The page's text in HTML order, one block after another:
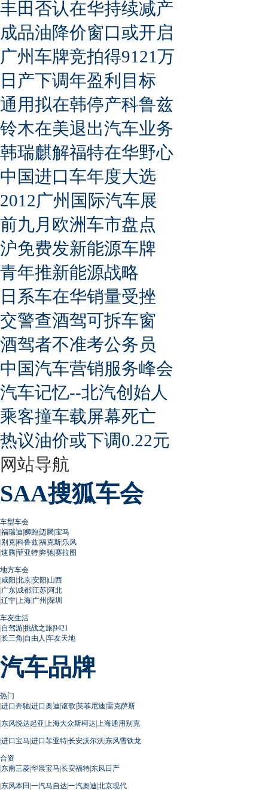
丰田否认在华持续减产
成品油降价窗口或开启
广州车牌竞拍得9121万
日产下调年盈利目标
通用拟在韩停产科鲁兹
铃木在美退出汽车业务
韩瑞麒解福特在华野心
中国进口车年度大选
2012广州国际汽车展
前九月欧洲车市盘点
沪免费发新能源车牌
青年推新能源战略
日系车在华销量受挫
交警查酒驾可拆车窗
酒驾者不准考公务员
中国汽车营销服务峰会
汽车记忆--北汽创始人
乘客撞车载屏幕死亡
热议油价或下调0.22元
网站导航
SAA搜狐车会
车型车会
|福瑞迪|狮跑|迈腾|宝马
|别克|科鲁兹|福克斯|乐风
|速腾|菲亚特|奔驰|赛拉图
地方车会
|咸阳|北京|安阳|山西
|广东|成都|江苏|河北
|辽宁| 上海|广州 |深圳
车友生活
|自驾游|挑战之旅|9421
|长三角 |自由人 |车友天地
汽车品牌
热门
|进口奔驰|进口奥迪|讴歌|英菲尼迪|雷克萨斯
|东风悦达起亚| 上海大众斯柯达| 上海通用别克
|进口宝马|进口菲亚特|长安沃尔沃|东风雪铁龙
合资
|东南三菱|华晨宝马|长安福特|东风日产
|东风本田 |一汽马自达|一汽奥迪|北京现代